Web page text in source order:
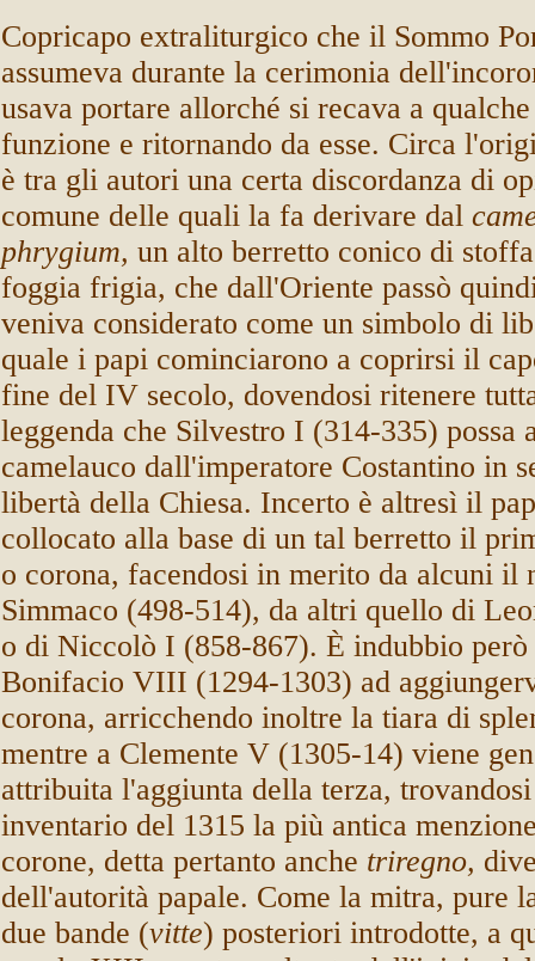
Copricapo extraliturgico che il Sommo
assumeva durante la cerimonia
usava portare allorché si recava a
funzione e ritornando da esse. Circa
è tra gli autori una certa discordanza di
comune delle quali la fa derivare dal
phrygium, un alto berretto conico di
foggia frigia, che dall'Oriente passò
veniva considerato come un simbolo di
quale i papi cominciarono a coprirsi il
fine del IV secolo, dovendosi ritenere
leggenda che Silvestro I (314-335) possa
camelauco dall'imperatore Costantino in
libertà della Chiesa. Incerto è altresì il
collocato alla base di un tal berretto il
o corona, facendosi in merito da alcuni il
Simmaco (498-514), da altri quello di
o di Niccolò I (858-867). È indubbio però
Bonifacio VIII (1294-1303) ad
corona, arricchendo inoltre la tiara di
mentre a Clemente V (1305-14) viene
attribuita l'aggiunta della terza,
inventario del 1315 la più antica
corone, detta pertanto anche triregno,
dell'autorità papale. Come la mitra, pure
due bande (vitte) posteriori introdotte, a